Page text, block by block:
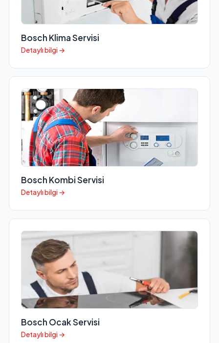
Bosch Klima Servisi
Detaylı bilgi →
Bosch Kombi Servisi
Detaylı bilgi →
Bosch Ocak Servisi
Detaylı bilgi →